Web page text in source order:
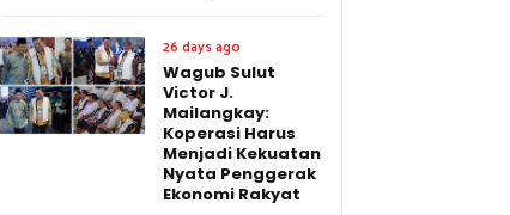
26 days ago
Wagub Sulut
Victor J.
Mailangkay:
Koperasi Harus
Menjadi Kekuatan
Nyata Penggerak
Ekonomi Rakyat